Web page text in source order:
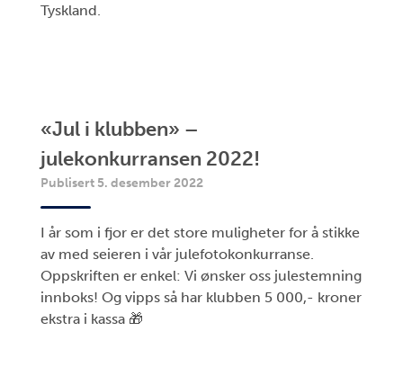
Tyskland.
«Jul i klubben» –
julekonkurransen 2022!
Publisert 5. desember 2022
I år som i fjor er det store muligheter for å stikke
av med seieren i vår julefotokonkurranse.
Oppskriften er enkel: Vi ønsker oss julestemning
innboks! Og vipps så har klubben 5 000,- kroner
ekstra i kassa 🎁